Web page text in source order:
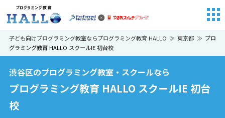
子ども向けプログラミング教室ならプログラミング教育 HALLO 東京都
プロ
グラミング教育 HALLO スクールIE 初台校
渋谷区のプログラミング教室・スクールなら
プログラミング教育 HALLO スクールIE 初台
校